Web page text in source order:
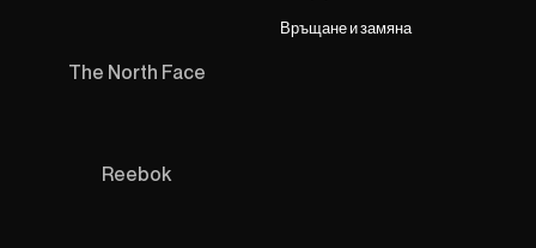
The North Face
Reebok
Връщане и замяна